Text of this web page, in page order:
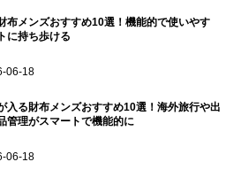
布メンズおすすめ10選！機能的で使いやす
に持ち歩ける
06-18
入る財布メンズおすすめ10選！海外旅行や出
管理がスマートで機能的に
06-18